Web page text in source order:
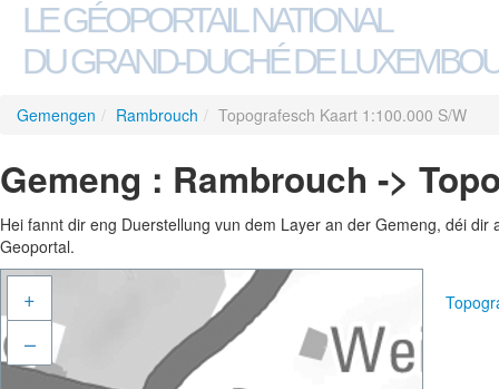
LE GÉOPORTAIL NATIONAL
DU GRAND-DUCHÉ DE
Gemengen / Rambrouch / Topografesch Kaart 1:100.000 S/W
Gemeng : Rambrouch ->
Hei fannt dir eng Duerstellung vun dem Layer an der Gemeng, déi
Geoportal.
+
–